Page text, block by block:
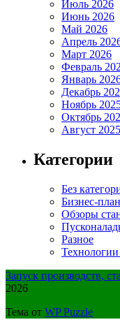
Июль 2026
Июнь 2026
Май 2026
Апрель
Март 2026
Февраль
Январь
Декабрь
Ноябрь
Октябрь
Август 2025
Категории
Без
Бизнес-
Обзоры
Разное
Запуск производств,
2026
Тема от WP Puzzle